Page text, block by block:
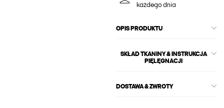
każdego dnia
OPIS PRODUKTU
SKŁAD TKANINY & INSTRUKCJA
PIĘLĘGNACJI
DOSTAWA & ZWROTY